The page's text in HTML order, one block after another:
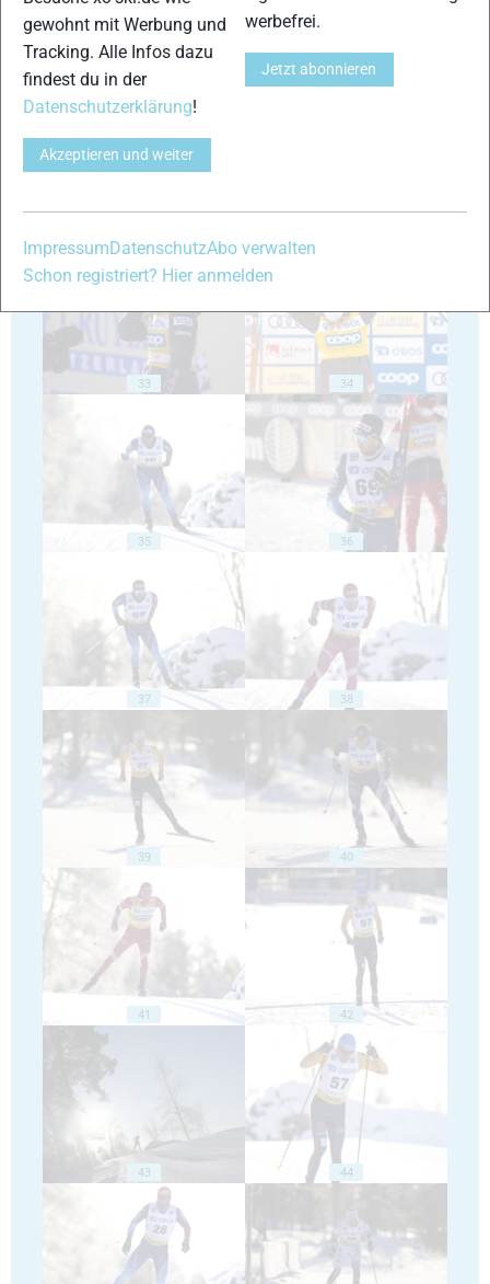
30
33 34
35 36
37 38
39 40
41 42
43 44
gewohnt mit Werbung und
Tracking. Alle Infos dazu
findest du in der
Datenschutzerklärung!
Akzeptieren und weiter
werbefrei.
Jetzt abonnieren
ImpressumDatenschutzAbo verwalten
Schon registriert? Hier anmelden